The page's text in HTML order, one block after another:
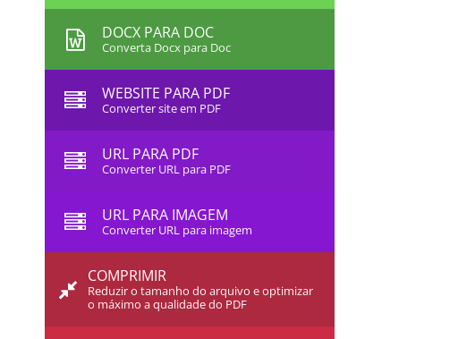
DOCX PARA DOC
Converta Docx para Doc
WEBSITE PARA PDF
Converter site em PDF
URL PARA PDF
Converter URL para PDF
URL PARA IMAGEM
Converter URL para imagem
COMPRIMIR
Reduzir o tamanho do arquivo e optimizar
o máximo a qualidade do PDF